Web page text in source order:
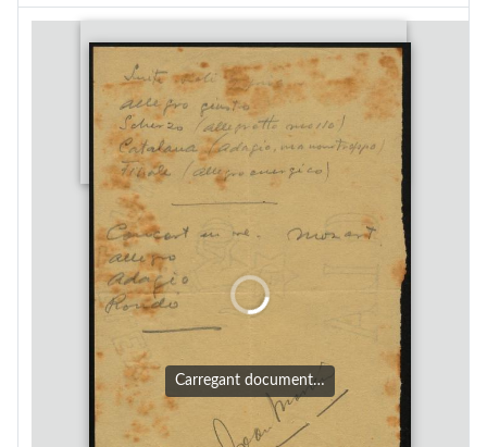
Carregant document…